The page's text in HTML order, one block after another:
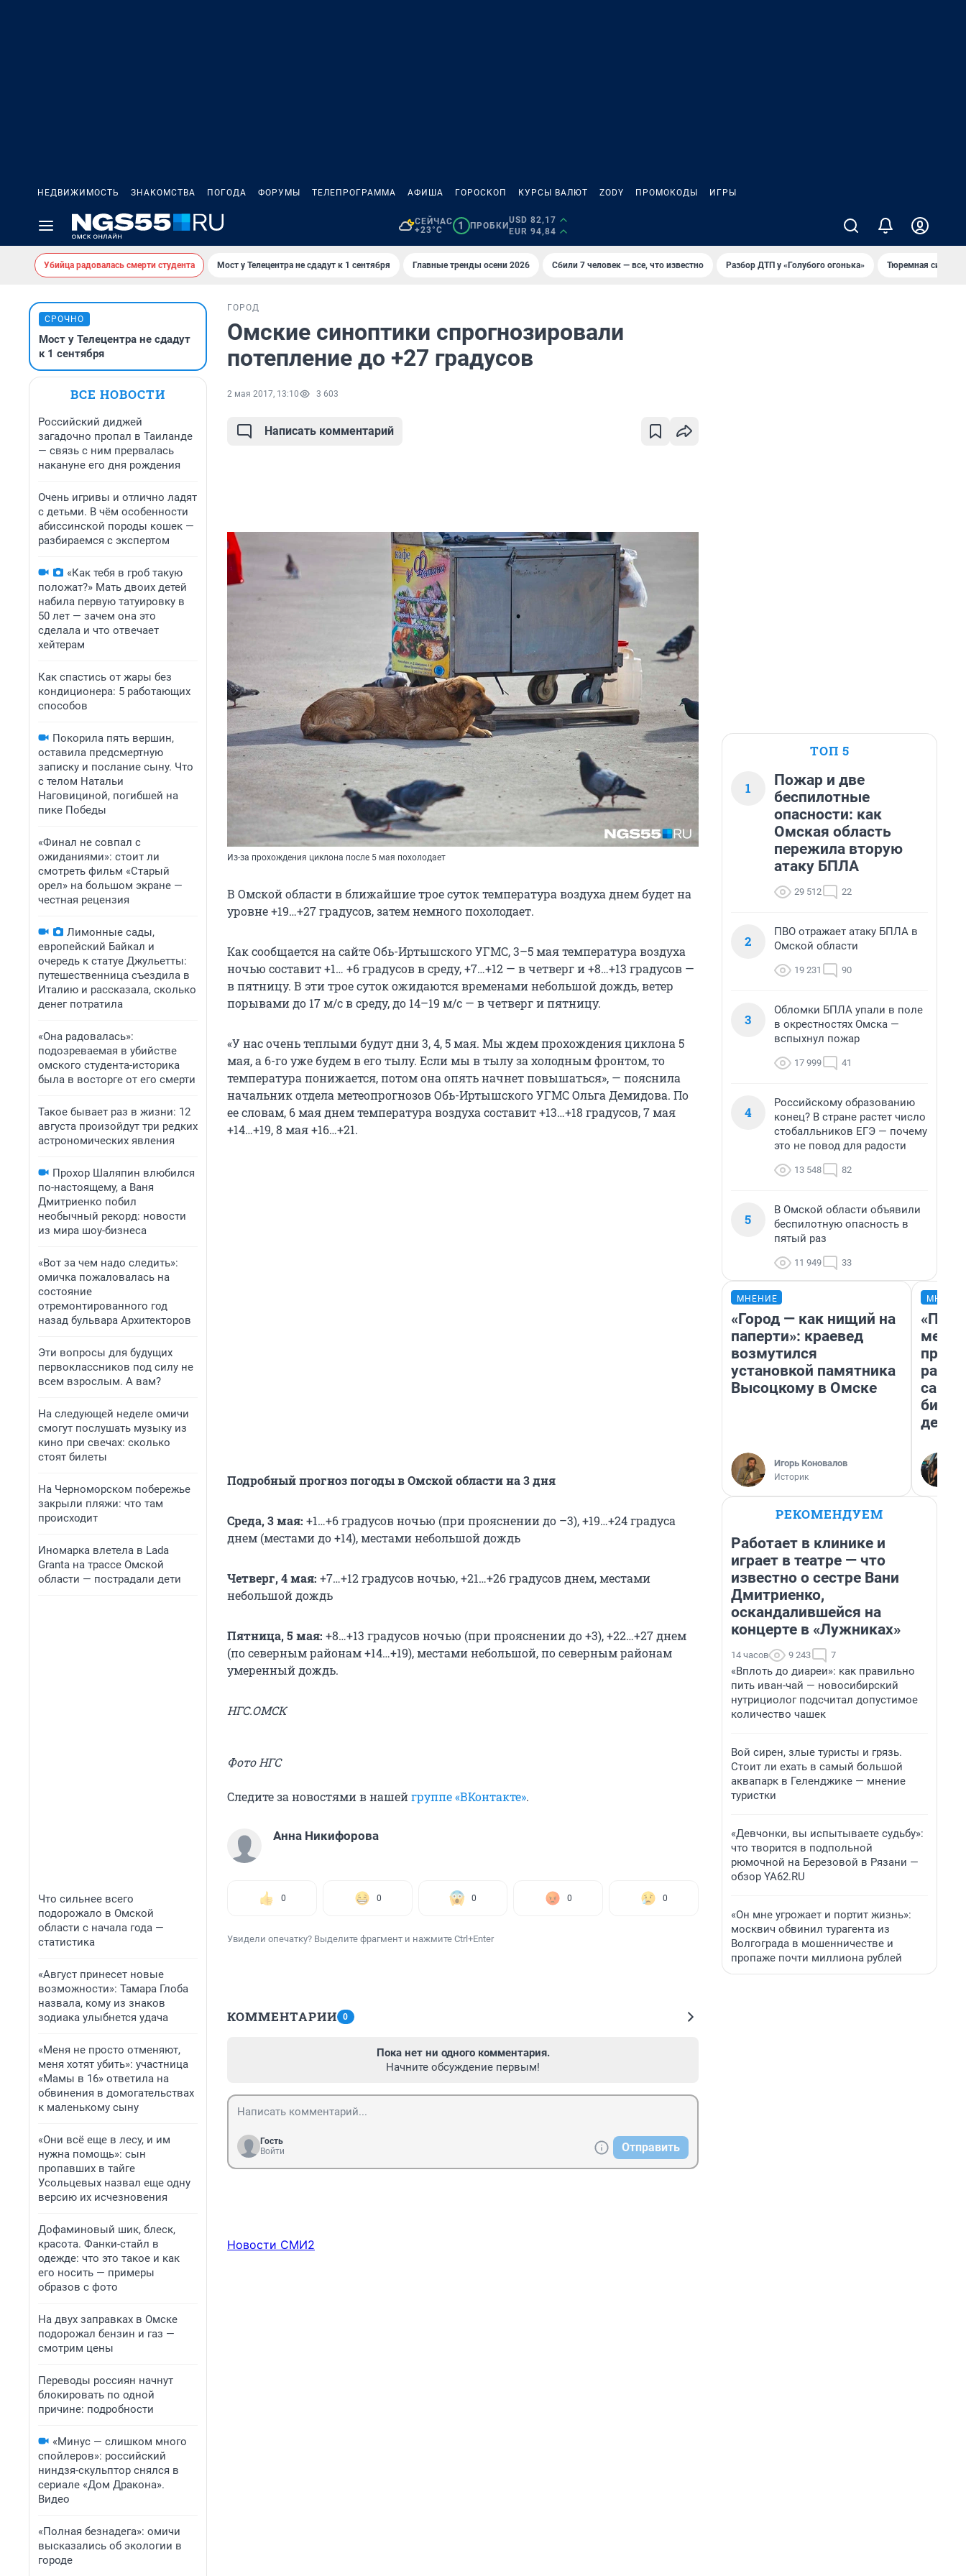
НЕДВИЖИМОСТЬ ЗНАКОМСТВА ПОГОДА ФОРУМЫ ТЕЛЕПРОГРАММА АФИША ГОРОСКОП КУРСЫ ВАЛЮТ ZODY ПРОМОКОДЫ ИГРЫ
СЕЙЧАС
+23°C
1 ПРОБКИ
USD 82,17
EUR 94,84
Убийца радовалась смерти студента Мост у Телецентра не сдадут к 1 сентября Главные тренды осени 2026 Сбили 7 человек — все, что известно Разбор ДТП у «Голубого огонька» Тюремная
СРОЧНО
Мост у Телецентра не сдадут
к 1 сентября
ВСЕ НОВОСТИ
Российский диджей
загадочно пропал в Таиланде
— связь с ним прервалась
накануне его дня рождения
Очень игривы и отлично ладят
с детьми. В чём особенности
абиссинской породы кошек —
разбираемся с экспертом
«Как тебя в гроб такую
положат?» Мать двоих детей
набила первую татуировку в
50 лет — зачем она это
сделала и что отвечает
хейтерам
Как спастись от жары без
кондиционера: 5 работающих
способов
Покорила пять вершин,
оставила предсмертную
записку и послание сыну. Что
с телом Натальи
Наговициной, погибшей на
пике Победы
«Финал не совпал с
ожиданиями»: стоит ли
смотреть фильм «Старый
орел» на большом экране —
честная рецензия
Лимонные сады,
европейский Байкал и
очередь к статуе Джульетты:
путешественница съездила в
Италию и рассказала, сколько
денег потратила
«Она радовалась»:
подозреваемая в убийстве
омского студента-историка
была в восторге от его смерти
Такое бывает раз в жизни: 12
августа произойдут три редких
астрономических явления
Прохор Шаляпин влюбился
по-настоящему, а Ваня
Дмитриенко побил
необычный рекорд: новости
из мира шоу-бизнеса
«Вот за чем надо следить»:
омичка пожаловалась на
состояние
отремонтированного год
назад бульвара Архитекторов
Эти вопросы для будущих
первоклассников под силу не
всем взрослым. А вам?
На следующей неделе омичи
смогут послушать музыку из
кино при свечах: сколько
стоят билеты
На Черноморском побережье
закрыли пляжи: что там
происходит
Иномарка влетела в Lada
Granta на трассе Омской
области — пострадали дети
Что сильнее всего
подорожало в Омской
области с начала года —
статистика
«Август принесет новые
возможности»: Тамара Глоба
назвала, кому из знаков
зодиака улыбнется удача
«Меня не просто отменяют,
меня хотят убить»: участница
«Мамы в 16» ответила на
обвинения в домогательствах
к маленькому сыну
«Они всё еще в лесу, и им
нужна помощь»: сын
пропавших в тайге
Усольцевых назвал еще одну
версию их исчезновения
Дофаминовый шик, блеск,
красота. Фанки-стайл в
одежде: что это такое и как
его носить — примеры
образов с фото
На двух заправках в Омске
подорожал бензин и газ —
смотрим цены
Переводы россиян начнут
блокировать по одной
причине: подробности
«Минус — слишком много
спойлеров»: российский
ниндзя-скульптор снялся в
сериале «Дом Дракона».
Видео
«Полная безнадега»: омичи
высказались об экологии в
городе
ГОРОД
Омские синоптики спрогнозировали
потепление до +27 градусов
2 мая 2017, 13:10 3 603
Написать комментарий
Из-за прохождения циклона после 5 мая похолодает
В Омской области в ближайшие трое суток температура воздуха днем будет на
уровне +19…+27 градусов, затем немного похолодает.
Как сообщается на сайте Обь-Иртышского УГМС, 3–5 мая температура воздуха
ночью составит +1… +6 градусов в среду, +7…+12 — в четверг и +8…+13 градусов —
в пятницу. В эти трое суток ожидаются временами небольшой дождь, ветер
порывами до 17 м/с в среду, до 14–19 м/с — в четверг и пятницу.
«У нас очень теплыми будут дни 3, 4, 5 мая. Мы ждем прохождения циклона 5
мая, а 6-го уже будем в его тылу. Если мы в тылу за холодным фронтом, то
температура понижается, потом она опять начнет повышаться», — пояснила
начальник отдела метеопрогнозов Обь-Иртышского УГМС Ольга Демидова. По
ее словам, 6 мая днем температура воздуха составит +13…+18 градусов, 7 мая
+14…+19, 8 мая +16…+21.
Подробный прогноз погоды в Омской области на 3 дня
Среда, 3 мая: +1…+6 градусов ночью (при прояснении до –3), +19…+24 градуса
днем (местами до +14), местами небольшой дождь
Четверг, 4 мая: +7…+12 градусов ночью, +21…+26 градусов днем, местами
небольшой дождь
Пятница, 5 мая: +8…+13 градусов ночью (при прояснении до +3), +22…+27 днем
(по северным районам +14…+19), местами небольшой, по северным районам
умеренный дождь.
НГС.ОМСК
Фото НГС
Следите за новостями в нашейгруппе «ВКонтакте».
Анна Никифорова
0 0 0 0 0
Увидели опечатку? Выделите фрагмент и нажмите Ctrl+Enter
КОММЕНТАРИИ 0
Пока нет ни одного комментария.
Начните обсуждение первым!
Гость
Войти
Отправить
Новости СМИ2
ТОП 5
1
Пожар и две
беспилотные
опасности: как
Омская область
пережила вторую
атаку БПЛА
29 512 22
2
ПВО отражает атаку БПЛА в
Омской области
19 231 90
3
Обломки БПЛА упали в поле
в окрестностях Омска —
вспыхнул пожар
17 999 41
4
Российскому образованию
конец? В стране растет число
стобалльников ЕГЭ — почему
это не повод для радости
13 548 82
5
В Омской области объявили
беспилотную опасность в
пятый раз
11 949 33
МНЕНИЕ
«Город — как нищий на
паперти»: краевед
возмутился
установкой памятника
Высоцкому в Омске
Игорь Коновалов
Историк
РЕКОМЕНДУЕМ
Работает в клинике и
играет в театре — что
известно о сестре Вани
Дмитриенко,
оскандалившейся на
концерте в «Лужниках»
14 часов 9 243 7
«Вплоть до диареи»: как правильно
пить иван-чай — новосибирский
нутрициолог подсчитал допустимое
количество чашек
Вой сирен, злые туристы и грязь.
Стоит ли ехать в самый большой
аквапарк в Геленджике — мнение
туристки
«Девчонки, вы испытываете судьбу»:
что творится в подпольной
рюмочной на Березовой в Рязани —
обзор YA62.RU
«Он мне угрожает и портит жизнь»:
москвич обвинил турагента из
Волгограда в мошенничестве и
пропаже почти миллиона рублей